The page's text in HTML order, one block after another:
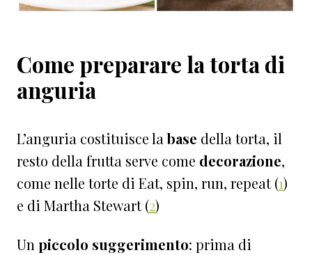
Come preparare la torta di
anguria
L’anguria costituisce labase della torta, il
resto della frutta serve come decorazione,
come nelle torte di Eat, spin, run, repeat (1)
e di Martha Stewart (2)
Un piccolo suggerimento: prima di